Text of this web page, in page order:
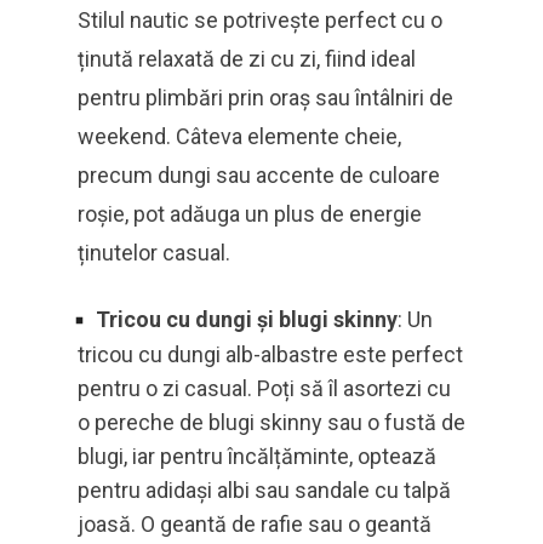
Stilul nautic se potrivește perfect cu o
ținută relaxată de zi cu zi, fiind ideal
pentru plimbări prin oraș sau întâlniri de
weekend. Câteva elemente cheie,
precum dungi sau accente de culoare
roșie, pot adăuga un plus de energie
ținutelor casual.
Tricou cu dungi și blugi skinny: Un
tricou cu dungi alb-albastre este perfect
pentru o zi casual. Poți să îl asortezi cu
o pereche de blugi skinny sau o fustă de
blugi, iar pentru încălțăminte, optează
pentru adidași albi sau sandale cu talpă
joasă. O geantă de rafie sau o geantă